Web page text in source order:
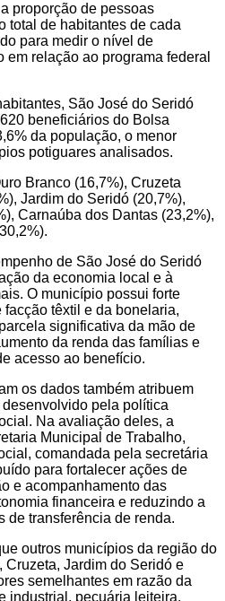
proporção de pessoas
total de habitantes de cada
para medir o nível de
relação ao programa federal
São José do Seridó
beneficiários do Bolsa
da população, o menor
potiguares analisados.
Branco (16,7%), Cruzeta
Jardim do Seridó (20,7%),
Carnaúba dos Dantas (23,2%),
de São José do Seridó
da economia local e à
O município possui forte
têxtil e da bonelaria,
significativa da mão de
da renda das famílias e
acesso ao benefício.
os dados também atribuem
pela política
Na avaliação deles, a
Municipal de Trabalho,
comandada pela secretária
para fortalecer ações de
e acompanhamento das
financeira e reduzindo a
de transferência de renda.
outros municípios da região do
Cruzeta, Jardim do Seridó e
semelhantes em razão da
industrial, pecuária leiteira,